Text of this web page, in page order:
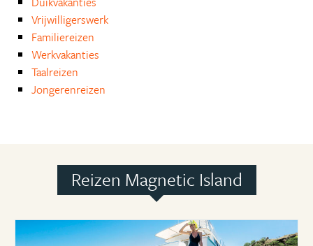
Vrijwilligerswerk
Familiereizen
Werkvakanties
Taalreizen
Jongerenreizen
Reizen Magnetic Island